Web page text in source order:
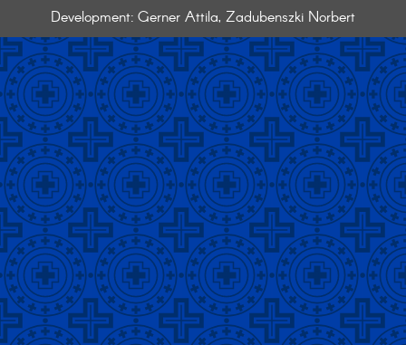
Development: Gerner Attila, Zadubenszki Norbert